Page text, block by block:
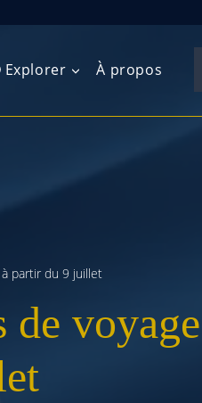
Explorer
de l’Est
australe
Extrême-
À propos
partir du 9 juillet
de